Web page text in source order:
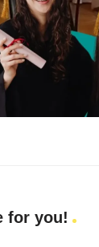
for you!